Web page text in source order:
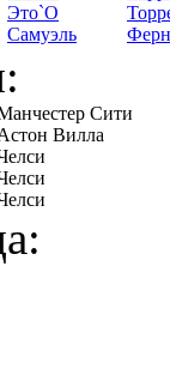
Это`О
Самуэль
Сити
Вилла